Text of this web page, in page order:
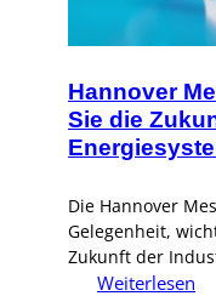
Hannover
Sie die
Die Hannover
Gelegenheit,
Zukunft der
Weiterlesen